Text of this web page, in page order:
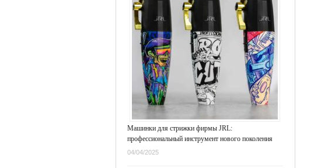
Машинки для стрижки фирмы JRL:
профессиональный инструмент нового поколения
04/04/2025